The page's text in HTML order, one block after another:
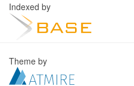
Indexed by
Theme by